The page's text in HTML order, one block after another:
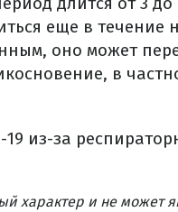
еще в течение
оно может
в
из-за
характер и не может